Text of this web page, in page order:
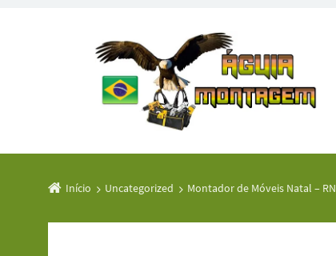
Início Uncategorized Montador de Móveis Natal – RN